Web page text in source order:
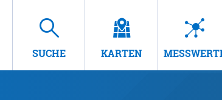
SUCHE KARTEN